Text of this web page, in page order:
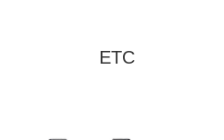
ETC